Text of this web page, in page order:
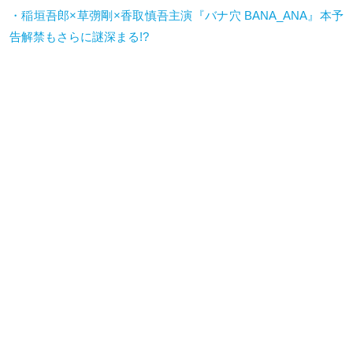
・稲垣吾郎×草彅剛×香取慎吾主演『バナ穴 BANA_ANA』本予
告解禁もさらに謎深まる!?